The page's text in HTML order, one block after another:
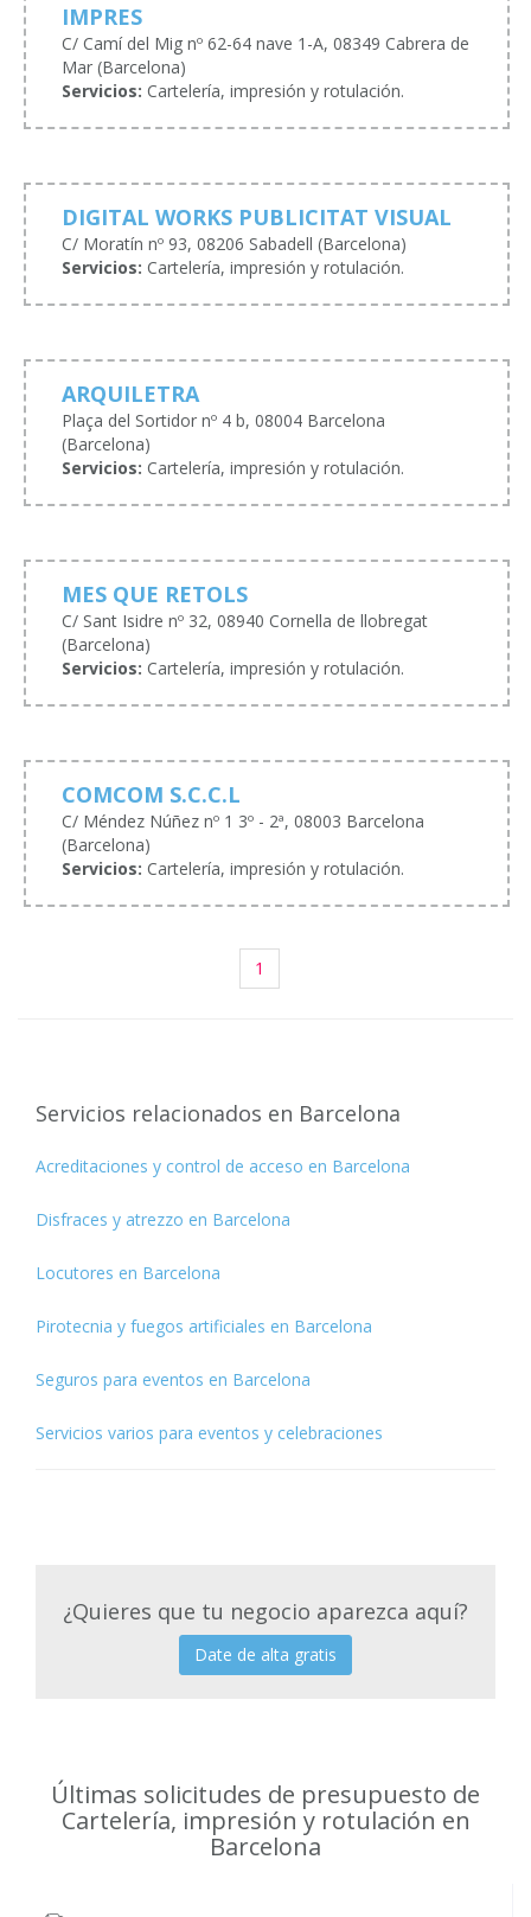
IMPRES
C/ Camí del Mig nº 62-64 nave 1-A, 08349 Cabrera de
Mar (Barcelona)
Servicios: Cartelería, impresión y rotulación.
DIGITAL WORKS PUBLICITAT VISUAL
C/ Moratín nº 93, 08206 Sabadell (Barcelona)
Servicios: Cartelería, impresión y rotulación.
ARQUILETRA
Plaça del Sortidor nº 4 b, 08004 Barcelona
(Barcelona)
Servicios: Cartelería, impresión y rotulación.
MES QUE RETOLS
C/ Sant Isidre nº 32, 08940 Cornella de llobregat
(Barcelona)
Servicios: Cartelería, impresión y rotulación.
COMCOM S.C.C.L
C/ Méndez Núñez nº 1 3º - 2ª, 08003 Barcelona
(Barcelona)
Servicios: Cartelería, impresión y rotulación.
1
Servicios relacionados en Barcelona
Acreditaciones y control de acceso en Barcelona
Disfraces y atrezzo en Barcelona
Locutores en Barcelona
Pirotecnia y fuegos artificiales en Barcelona
Seguros para eventos en Barcelona
Servicios varios para eventos y celebraciones
¿Quieres que tu negocio aparezca aquí?
Date de alta gratis
Últimas solicitudes de presupuesto de
Cartelería, impresión y rotulación en
Barcelona